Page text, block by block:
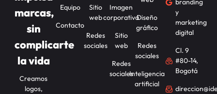
marcas,
sin
complicarte
la vida
Creamos
logos,
Equipo
Contacto
Sitio
web
Redes
sociales
Imagen
corporativa
Sitio
web
Redes
sociales
Diseño
gráfico
Redes
sociales
Inteligencia
artificial
branding
y
marketing
digital
Cl. 9
#80-14,
Bogotá